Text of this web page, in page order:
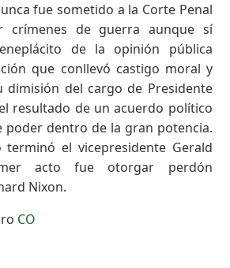
fue sometido a la Corte Penal
crímenes de guerra aunque sí
de la opinión pública
que conllevó castigo moral y
dimisión del cargo de Presidente
resultado de un acuerdo político
poder dentro de la gran potencia.
el vicepresidente Gerald
acto fue otorgar perdón
Nixon.
CO